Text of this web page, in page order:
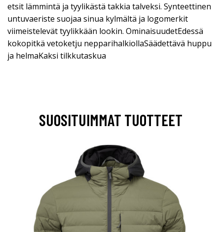
etsit lämmintä ja tyylikästä takkia talveksi. Synteettinen
untuvaeriste suojaa sinua kylmältä ja logomerkit
viimeistelevät tyylikkään lookin. OminaisuudetEdessä
kokopitkä vetoketju nepparihalkiollaSäädettävä huppu
ja helmaKaksi tilkkutaskua
SUOSITUIMMAT TUOTTEET